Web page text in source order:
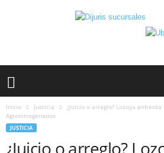
Inicio Justicia
¿Juicio o arreglo? Lozoya
Agronitrogenados
JUSTICIA
¿Juicio o arreglo?